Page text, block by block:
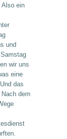
Also ein
und
wir uns
eine
das
dem